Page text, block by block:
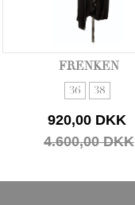
FRENKEN
36 38
920,00 DKK
4.600,00 DKK